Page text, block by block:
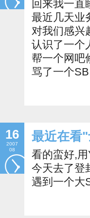
回来我一直
最近几天业
对我们感兴
认识了一个
帮一个网吧
骂了一个SB
16
2007
08
最近在看
看的蛮好,
今天去了登
遇到一个大